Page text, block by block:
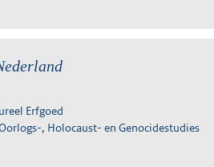
Erfgoed
, Holocaust- en Genocidestudies